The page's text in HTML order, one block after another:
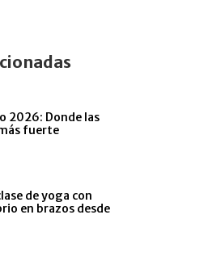
2026: Donde las
fuerte
de yoga con
en brazos desde